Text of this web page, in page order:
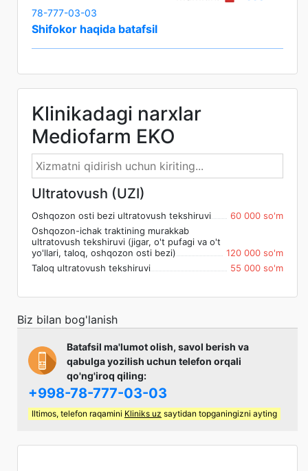
78-777-03-03
Shifokor haqida batafsil
Klinikadagi narxlar
Mediofarm EKO
Ultratovush (UZI)
Oshqozon osti bezi ultratovush tekshiruvi
60 000 so'm
Oshqozon-ichak traktining murakkab
ultratovush tekshiruvi (jigar, o't pufagi va o't
yo'llari, taloq, oshqozon osti bezi)
120 000 so'm
Taloq ultratovush tekshiruvi
55 000 so'm
Biz bilan bog'lanish
Batafsil ma'lumot olish, savol berish va
qabulga yozilish uchun telefon orqali
qo'ng'iroq qiling:
+998-78-777-03-03
Iltimos, telefon raqamini Kliniks uz saytidan topganingizni ayting